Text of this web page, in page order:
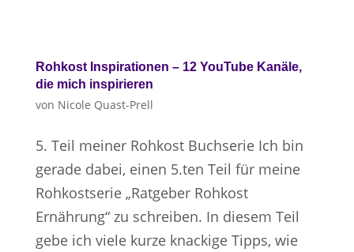
Rohkost Inspirationen – 12 YouTube Kanäle,
die mich inspirieren
von Nicole Quast-Prell
5. Teil meiner Rohkost Buchserie Ich bin
gerade dabei, einen 5.ten Teil für meine
Rohkostserie „Ratgeber Rohkost
Ernährung“ zu schreiben. In diesem Teil
gebe ich viele kurze knackige Tipps, wie